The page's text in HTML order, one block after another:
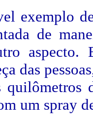
exemplo
de
das
um spray